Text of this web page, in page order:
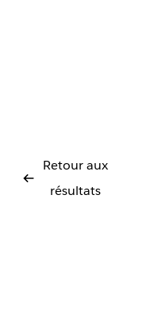
Retour aux
résultats